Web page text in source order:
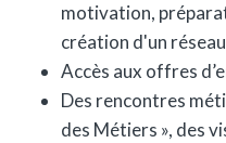
motivation,
création d'un
Accès aux offres
Des rencontres
des Métiers », des